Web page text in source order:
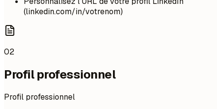
(linkedin.com/in/votrenom)
02
Profil professionnel
Profil professionnel